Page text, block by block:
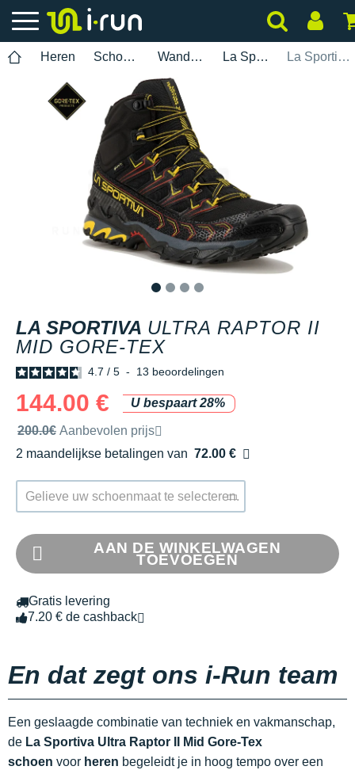
Heren Schoenen Wandelen La Sportiva La Sportiva Ultra Raptor II Mid Gore-Tex
LA SPORTIVA ULTRA RAPTOR II
MID GORE-TEX
4.7 / 5 - 13 beoordelingen
144.00 €
U bespaart 28%
Door het merk aanbevolen verkoopprijs
200.0€ Aanbevolen prijs
2 maandelijkse betalingen van 72.00 €
zonder kosten
Gelieve uw schoenmaat te selecteren.
AAN DE WINKELWAGEN
TOEVOEGEN
Gratis levering
7.20 € de cashback
En dat zegt ons i-Run team
Een geslaagde combinatie van techniek en vakmanschap,
de La Sportiva Ultra Raptor II Mid Gore-Tex
schoen voor heren begeleidt je in hoog tempo over een